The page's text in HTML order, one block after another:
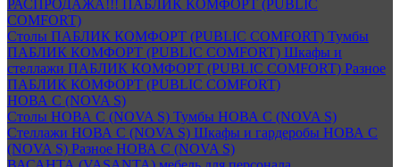
РАСПРОДАЖА!!! ПАБЛИК КОМФОРТ (PUBLIC
COMFORT)
Столы ПАБЛИК КОМФОРТ (PUBLIC COMFORT) Тумбы
ПАБЛИК КОМФОРТ (PUBLIC COMFORT) Шкафы и
стеллажи ПАБЛИК КОМФОРТ (PUBLIC COMFORT) Разное
ПАБЛИК КОМФОРТ (PUBLIC COMFORT)
НОВА С (NOVA S)
Столы НОВА С (NOVA S) Тумбы НОВА С (NOVA S)
Стеллажи НОВА С (NOVA S) Шкафы и гардеробы НОВА С
(NOVA S) Разное НОВА С (NOVA S)